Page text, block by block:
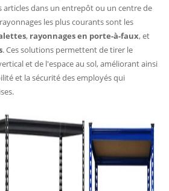
articles dans un entrepôt ou un centre de
les plus courants sont les
, rayonnages en porte-à-faux, et
. Ces solutions permettent de tirer le
et de l'espace au sol, améliorant ainsi
et la sécurité des employés qui